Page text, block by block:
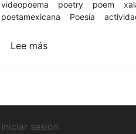
videopoema
poetry poem
poetamexicana
Poesía
Lee más
virus
Menú
Iniciar sesión